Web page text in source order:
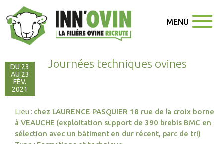
MENU
DU 23
AU 23
FÉV.
2021
Journées techniques ovines
Lieu : chez LAURENCE PASQUIER 18 rue de la croix borne
à VEAUCHE (exploitation support de 390 brebis BMC en
sélection avec un bâtiment en dur récent, parc de tri)